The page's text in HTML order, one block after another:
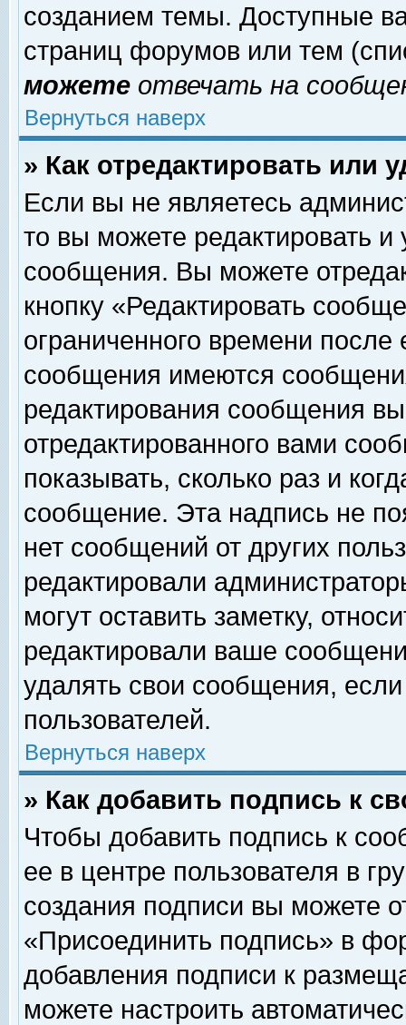
созданием темы. Доступные
страниц форумов или тем
можете отвечать на
Вернуться наверх
» Как отредактировать или
Если вы не являетесь
то вы можете редактировать и
сообщения. Вы можете
кнопку «Редактировать
ограниченного времени
сообщения имеются
редактирования сообщения
отредактированного вами
показывать, сколько раз и
сообщение. Эта надпись не
нет сообщений от других
редактировали
могут оставить заметку,
редактировали ваше
удалять свои сообщения,
пользователей.
Вернуться наверх
» Как добавить подпись к
Чтобы добавить подпись к
ее в центре пользователя в
создания подписи вы можете
«Присоединить подпись» в
добавления подписи к
можете настроить